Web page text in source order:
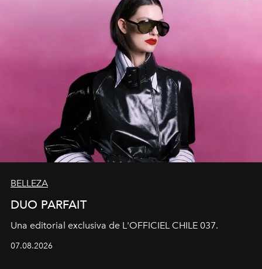
BELLEZA
DUO PARFAIT
Una editorial exclusiva de L'OFFICIEL CHILE 037.
07.08.2026